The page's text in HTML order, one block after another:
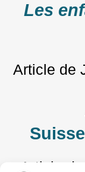
Les
Article de
Article